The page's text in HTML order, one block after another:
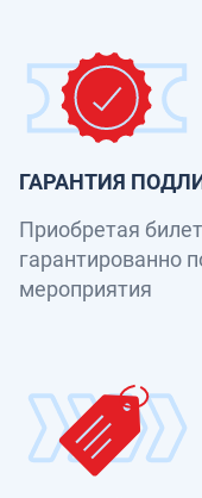
ГАРАНТИЯ
Приобретая
гарантированно
мероприятия